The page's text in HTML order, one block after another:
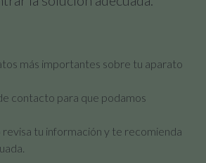
más importantes sobre tu aparato
contacto para que podamos
tu información y te recomienda